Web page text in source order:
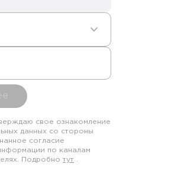
свое ознакомление
данных со стороны
согласие
по каналам
Подробно тут